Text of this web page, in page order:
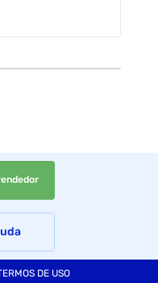
camadas.
ao toque;
deste produto,
DE USO